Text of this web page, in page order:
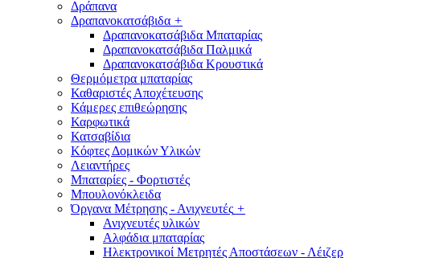
Δράπανα
Δραπανοκατσάβιδα +
Δραπανοκατσάβιδα Μπαταρίας
Δραπανοκατσάβιδα Παλμικά
Δραπανοκατσάβιδα Κρουστικά
Θερμόμετρα μπαταρίας
Καθαριστές Αποχέτευσης
Κάμερες επιθεώρησης
Καρφωτικά
Κατσαβίδια
Κόφτες Δομικών Υλικών
Λειαντήρες
Μπαταρίες - Φορτιστές
Μπουλονόκλειδα
Όργανα Μέτρησης - Ανιχνευτές +
Ανιχνευτές υλικών
Αλφάδια μπαταρίας
Ηλεκτρονικοί Μετρητές Αποστάσεων - Λέιζερ